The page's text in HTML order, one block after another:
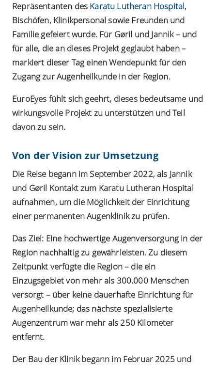
Repräsentanten des Karatu Lutheran Hospital,
Bischöfen, Klinikpersonal sowie Freunden und
Familie gefeiert wurde. Für Gøril und Jannik – und
für alle, die an dieses Projekt geglaubt haben –
markiert dieser Tag einen Wendepunkt für den
Zugang zur Augenheilkunde in der Region.
EuroEyes fühlt sich geehrt, dieses bedeutsame und
wirkungsvolle Projekt zu unterstützen und Teil
davon zu sein.
Von der Vision zur Umsetzung
Die Reise begann im September 2022, als Jannik
und Gøril Kontakt zum Karatu Lutheran Hospital
aufnahmen, um die Möglichkeit der Einrichtung
einer permanenten Augenklinik zu prüfen.
Das Ziel: Eine hochwertige Augenversorgung in der
Region nachhaltig zu gewährleisten. Zu diesem
Zeitpunkt verfügte die Region – die ein
Einzugsgebiet von mehr als 300.000 Menschen
versorgt – über keine dauerhafte Einrichtung für
Augenheilkunde; das nächste spezialisierte
Augenzentrum war mehr als 250 Kilometer
entfernt.
Der Bau der Klinik begann im Februar 2025 und